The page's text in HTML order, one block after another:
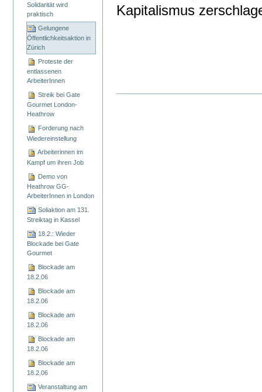
Solidarität wird
praktisch
Gelungene
Öffentlichkeitsaktion in
Zürich
Proteste der
entlassenen
ArbeiterInnen
Streik bei Gate
Gourmet London-
Heathrow
Forderung nach
Wiedereinstellung
Arbeiterinnen im
Kampf um ihren Job
Demo von
Heathrow GG-
ArbeiterInnen in London
Soliaktion am 131.
Streiktag in Kassel
18.2.: Wieder
Blockade bei Gate
Gourmet
Blockade am
18.2.06
Blockade am
18.2.06
Blockade am
18.2.06
Blockade am
18.2.06
Blockade am
18.2.06
Veranstaltung am
Kapitalismus